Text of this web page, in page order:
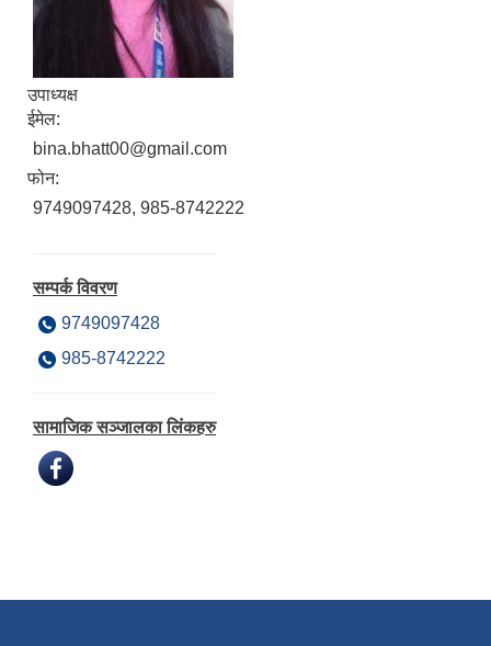
उपाध्यक्ष
ईमेल:
bina.bhatt00@gmail.com
फोन:
9749097428, 985-8742222
सम्पर्क विवरण
9749097428
985-8742222
सामाजिक सञ्जालका लिंकहरु